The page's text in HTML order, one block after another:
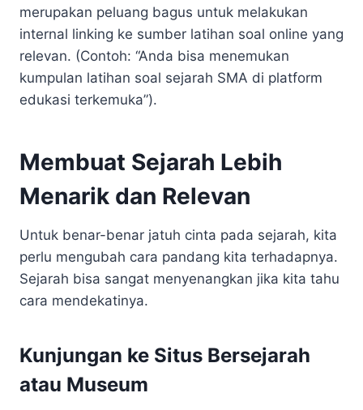
merupakan peluang bagus untuk melakukan
internal linking ke sumber latihan soal online yang
relevan. (Contoh: “Anda bisa menemukan
kumpulan latihan soal sejarah SMA di platform
edukasi terkemuka”).
Membuat Sejarah Lebih
Menarik dan Relevan
Untuk benar-benar jatuh cinta pada sejarah, kita
perlu mengubah cara pandang kita terhadapnya.
Sejarah bisa sangat menyenangkan jika kita tahu
cara mendekatinya.
Kunjungan ke Situs Bersejarah
atau Museum